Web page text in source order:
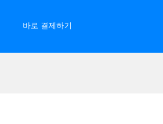
바로 결제하기